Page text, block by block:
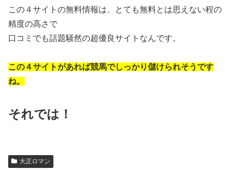
この４サイトの無料情報は、とても無料とは思えない程の
精度の高さで
口コミでも話題騒然の超優良サイトなんです。
この４サイトがあれば競馬でしっかり儲けられそうです
ね。
それでは！
大正ロマン